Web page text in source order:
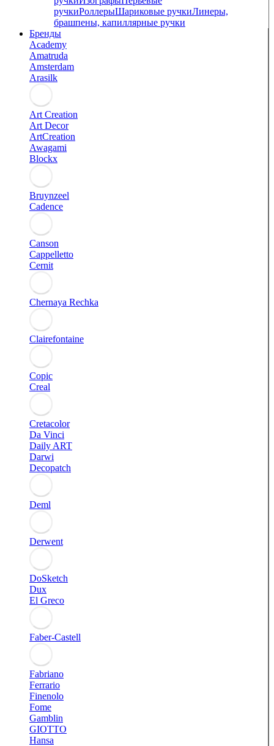
ручкиРоллерыШариковые ручкиЛинеры,
брашпены, капиллярные ручки
Бренды
Academy
Amatruda
Amsterdam
Arasilk
Art Creation
Art Decor
ArtCreation
Awagami
Blockx
Bruynzeel
Cadence
Canson
Cappelletto
Cernit
Chernaya Rechka
Clairefontaine
Copic
Creal
Cretacolor
Da Vinci
Daily ART
Darwi
Decopatch
Deml
Derwent
DoSketch
Dux
El Greco
Faber-Castell
Fabriano
Ferrario
Finenolo
Fome
Gamblin
GIOTTO
Hansa